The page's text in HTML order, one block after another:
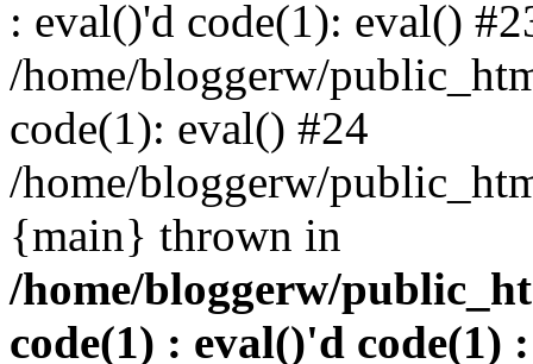
: eval()'d code(1): eval()
/home/bloggerw/
code(1): eval() #24
/home/bloggerw/
{main} thrown in
/home/bloggerw/
code(1) : eval()'d code(1)